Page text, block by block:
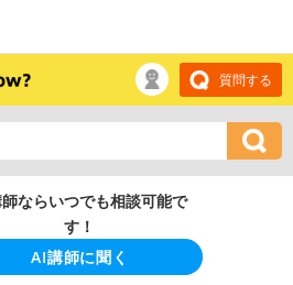
質問する
ならいつでも相談可能で
す！
AI講師に聞く